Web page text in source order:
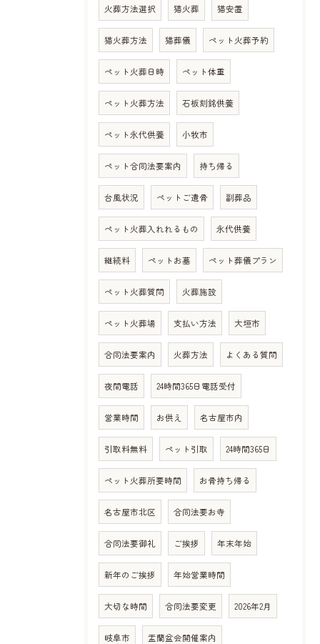
火葬方法選択 猫火葬 猫安置
猫火葬方法 猫葬儀 ペット火葬予約
ペット火葬日時 ペット体重
ペット火葬方法 石板刻銘供養
ペット永代供養 小牧市
ペット合同法要案内 持ち帰る
台風状況 ペットご遺骨 副葬品
ペット火葬入れれるもの 永代供養
継続料 ペットお墓 ペット葬儀プラン
ペット火葬質問 火葬施設
ペット火葬場 支払い方法 大垣市
合同法要案内 火葬方法 よくある質問
夜間電話 24時間365日電話受付
営業時間 お供え 名古屋市内
引取料無料 ペット引取 24時間365日
ペット火葬所要時間 お骨持ち帰る
名古屋市北区 合同法要お寺
合同法要御礼 ご挨拶 年末年始
新年のご挨拶 年始営業時間
大切な時間 合同法要変更 2026年2月
岐阜市 盂蘭盆会開催案内